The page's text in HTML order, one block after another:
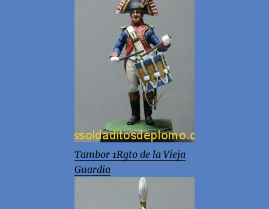
Tambor 1Rgto de la Vieja
Guardia